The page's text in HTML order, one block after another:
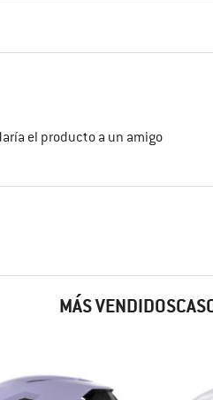
el producto a un amigo
MÁS